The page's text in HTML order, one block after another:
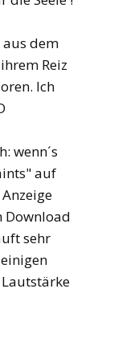
dem
Reiz
Ich
wenn´s
auf
Download
sehr